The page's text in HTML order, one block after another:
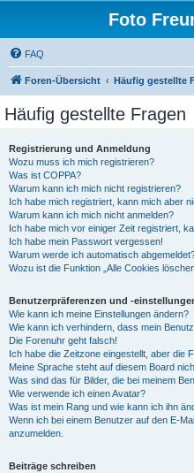
Foto
FAQ
Foren-Übersicht Häufig gestellte
Häufig gestellte Fragen
Registrierung und Anmeldung
Wozu muss ich mich registrieren?
Was ist COPPA?
Warum kann ich mich nicht registrieren?
Ich habe mich registriert, kann mich aber
Warum kann ich mich nicht anmelden?
Ich habe mich vor einiger Zeit registriert,
Ich habe mein Passwort vergessen!
Warum werde ich automatisch
Wozu ist die Funktion „Alle Cookies
Benutzerpräferenzen und -
Wie kann ich meine Einstellungen ändern?
Wie kann ich verhindern, dass mein
Die Forenuhr geht falsch!
Ich habe die Zeitzone eingestellt, aber die
Meine Sprache steht auf diesem Board
Was sind das für Bilder, die bei meinem
Wie verwende ich einen Avatar?
Was ist mein Rang und wie kann ich ihn
Wenn ich bei einem Benutzer auf den E-
anzumelden.
Beiträge schreiben